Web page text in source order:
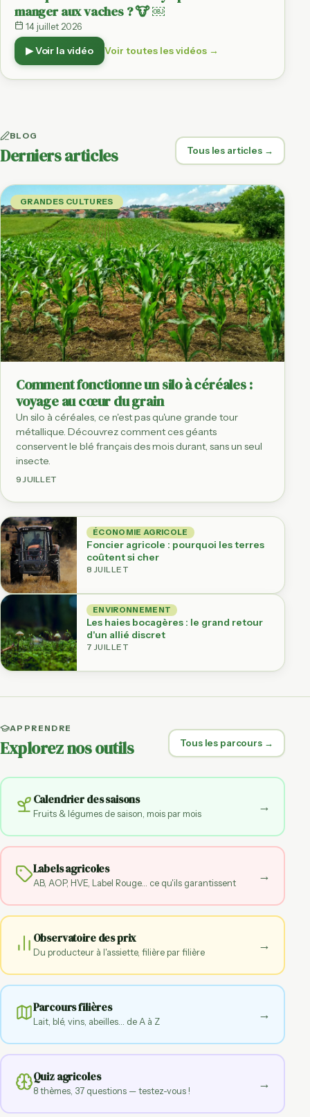
manger aux vaches ? 🐮 ￼
14 juillet 2026
▶ Voir la vidéo Voir toutes les vidéos →
BLOG
Derniers articles Tous les articles →
GRANDES CULTURES
Comment fonctionne un silo à céréales :
voyage au cœur du grain
Un silo à céréales, ce n'est pas qu'une grande tour
métallique. Découvrez comment ces géants
conservent le blé français des mois durant, sans un seul
insecte.
9 JUILLET
ÉCONOMIE AGRICOLE
Foncier agricole : pourquoi les terres
coûtent si cher
8 JUILLET
ENVIRONNEMENT
Les haies bocagères : le grand retour
d'un allié discret
7 JUILLET
APPRENDRE
Explorez nos outils Tous les parcours →
Calendrier des saisons
Fruits & légumes de saison, mois par mois
→
Labels agricoles
AB, AOP, HVE, Label Rouge… ce qu'ils garantissent
→
Observatoire des prix
Du producteur à l'assiette, filière par filière
→
Parcours filières
Lait, blé, vins, abeilles… de A à Z
→
Quiz agricoles
8 thèmes, 37 questions — testez-vous !
→